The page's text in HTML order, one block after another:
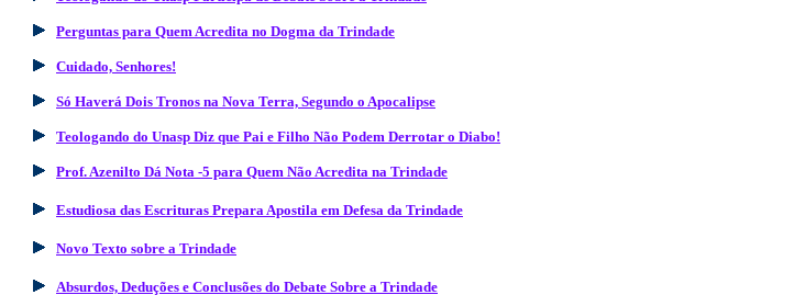
Perguntas para Quem Acredita no Dogma da Trindade
Cuidado, Senhores!
Só Haverá Dois Tronos na Nova Terra, Segundo o Apocalipse
Teologando do Unasp Diz que Pai e Filho Não Podem Derrotar o Diabo!
Prof. Azenilto Dá Nota -5 para Quem Não Acredita na Trindade
Estudiosa das Escrituras Prepara Apostila em Defesa da Trindade
Novo Texto sobre a Trindade
Absurdos, Deduções e Conclusões do Debate Sobre a Trindade